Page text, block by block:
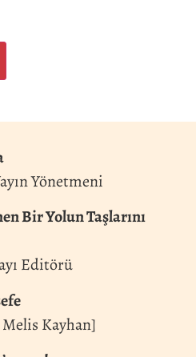
Yönetmeni
Bir Yolun Taşlarını
Editörü
Kayhan]